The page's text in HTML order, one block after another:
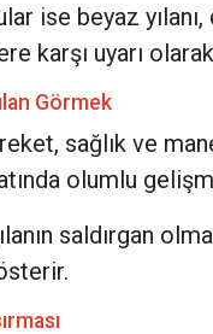
ise beyaz
karşı uyarı
Görmek
sağlık ve
olumlu
saldırgan